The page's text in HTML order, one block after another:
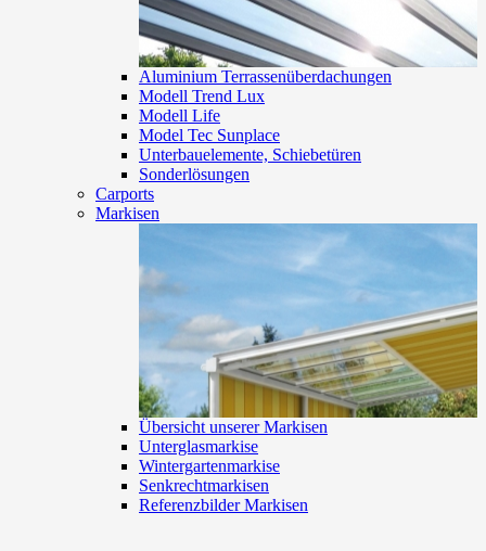
Aluminium Terrassenüberdachungen
Modell Trend Lux
Modell Life
Model Tec Sunplace
Unterbauelemente, Schiebetüren
Sonderlösungen
Carports
Markisen
Übersicht unserer Markisen
Unterglasmarkise
Wintergartenmarkise
Senkrechtmarkisen
Referenzbilder Markisen